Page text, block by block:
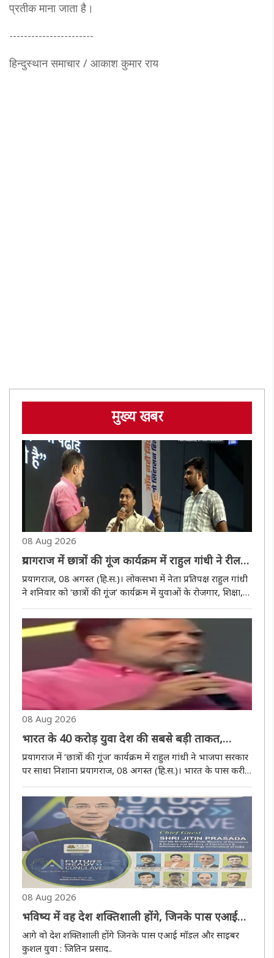
प्रतीक माना जाता है।
-----------------------
हिन्दुस्थान समाचार / आकाश कुमार राय
मुख्य खबर
08 Aug 2026
प्रयागराज में छात्रों की गूंज कार्यक्रम में राहुल गांधी ने रील
को बताया 21वीं सदी का नशा, बोले- 1,000 युवाओं में
सिर्फ 12 को पक्की नौकरी
प्रयागराज, 08 अगस्त (हि.स.)। लोकसभा में नेता प्रतिपक्ष राहुल गांधी
ने शनिवार को ‘छात्रों की गूंज’ कार्यक्रम में युवाओं के रोजगार, शिक्षा,
पेपर लीक, डेटा और आर्थिक अवसरों का मुद्दा उठाते हुए केंद्र और उत्तर
प्रदेश सरकार पर निशाना साधा। उन्होंने कहा..
08 Aug 2026
भारत के 40 करोड़ युवा देश की सबसे बड़ी ताकत,
व्यवस्था युवाओं को चक्रव्यूह में फंसा रही भाजपा : राहुल
गांधी
प्रयागराज में ‘छात्रों की गूंज’ कार्यक्रम में राहुल गांधी ने भाजपा सरकार
पर साधा निशाना प्रयागराज, 08 अगस्त (हि.स.)। भारत के पास करीब
40 करोड़ युवा हैं और यही देश की सबसे बड़ी ताकत हैं। चीन की
ताकत की चर्चा की जाती है, लेकिन भारत के युवाओं के सामन..
08 Aug 2026
भविष्य में वह देश शक्तिशाली होंगे, जिनके पास एआई
मॉडल और साइबर कुशल युवा होंगे : जितिन प्रसाद
आगे वो देश शक्तिशाली होंगे जिनके पास एआई माॅडल और साइबर
कुशल युवा : जितिन प्रसाद..